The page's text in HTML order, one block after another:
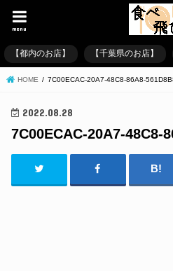
menu
【都内のお店】 【千葉県のお店】
HOME 7C00ECAC-20A7-48C8-86A8-
2022.08.28
7C00ECAC-20A7-48C8-